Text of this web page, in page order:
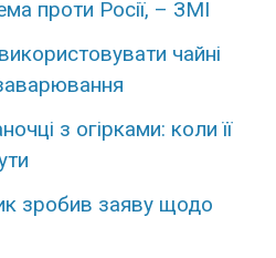
проти Росії, – ЗМІ
чайні
з огірками: коли її
зробив заяву щодо